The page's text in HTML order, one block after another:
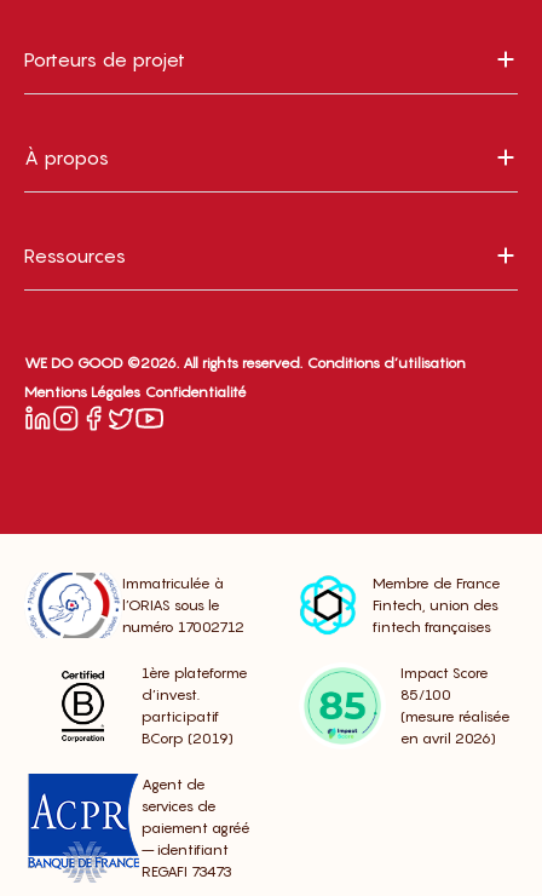
Porteurs de projet
À propos
Ressources
WE DO GOOD ©2026. All rights reserved. Conditions d’utilisation
Mentions Légales Confidentialité
Immatriculée à
l’ORIAS sous le
numéro 17002712
Membre de France
Fintech, union des
fintech françaises
1ère plateforme
d’invest.
participatif
BCorp (2019)
Impact Score
85/100
(mesure réalisée
en avril 2026)
Agent de
services de
paiement agréé
– identifiant
REGAFI 73473